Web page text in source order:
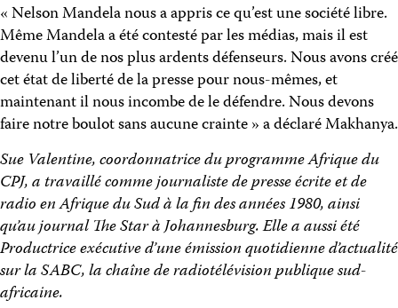
« Nelson Mandela nous a appris ce qu’est une société libre.
Même Mandela a été contesté par les médias, mais il est
devenu l’un de nos plus ardents défenseurs. Nous avons créé
cet état de liberté de la presse pour nous-mêmes, et
maintenant il nous incombe de le défendre. Nous devons
faire notre boulot sans aucune crainte » a déclaré Makhanya.
Sue Valentine, coordonnatrice du programme Afrique du
CPJ, a travaillé comme journaliste de presse écrite et de
radio en Afrique du Sud à la fin des années 1980, ainsi
qu’au journal The Star à Johannesburg. Elle a aussi été
Productrice exécutive d’une émission quotidienne d’actualité
sur la SABC, la chaîne de radiotélévision publique sud-
africaine.